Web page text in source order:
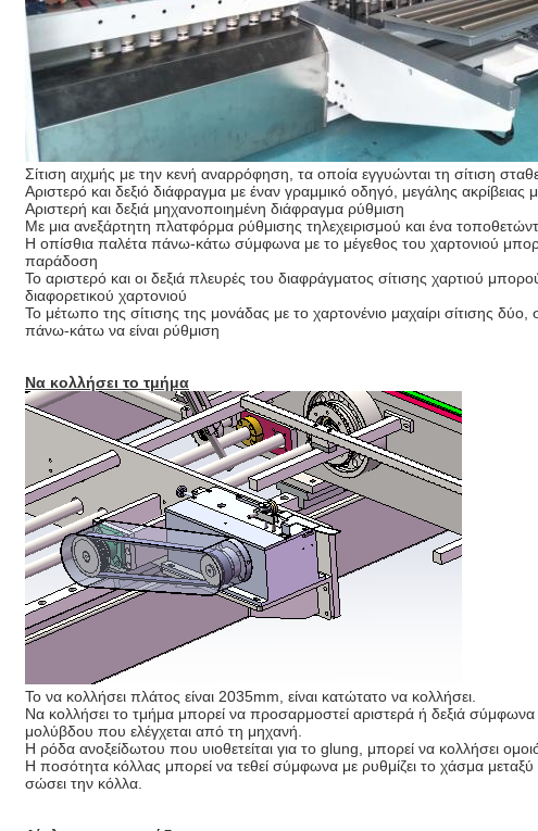
Σίτιση αιχμής με την κενή αναρρόφηση, τα οποία εγγυώνται τη σίτιση
Αριστερό και δεξιό διάφραγμα με έναν γραμμικό οδηγό, μεγάλης ακρίβειας
Αριστερή και δεξιά μηχανοποιημένη διάφραγμα ρύθμιση
Με μια ανεξάρτητη πλατφόρμα ρύθμισης τηλεχειρισμού και ένα
Η οπίσθια παλέτα πάνω-κάτω σύμφωνα με το μέγεθος του χαρτονιού
παράδοση
Το αριστερό και οι δεξιά πλευρές του διαφράγματος σίτισης χαρτιού
διαφορετικού χαρτονιού
Το μέτωπο της σίτισης της μονάδας με το χαρτονένιο μαχαίρι σίτισης
πάνω-κάτω να είναι ρύθμιση
Να κολλήσει το τμήμα
Το να κολλήσει πλάτος είναι 2035mm, είναι κατώτατο να κολλήσει.
Να κολλήσει το τμήμα μπορεί να προσαρμοστεί αριστερά ή δεξιά σύμφωνα
μολύβδου που ελέγχεται από τη μηχανή.
Η ρόδα ανοξείδωτου που υιοθετείται για το glung, μπορεί να κολλήσει
Η ποσότητα κόλλας μπορεί να τεθεί σύμφωνα με ρυθμίζει το χάσμα
σώσει την κόλλα.